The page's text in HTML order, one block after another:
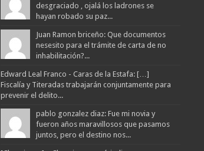
desgraciado , ojalá los ladrones se
hayan robado su paz...
Juan Ramon briceño: Que documentos
nesesito para el trámite de carta de no
inhabilitación?...
Edward Leal Franco - Caras de la Estafa: […]
Fiscalía y Titeradas trabajarán conjuntamente para
prevenir el delito...
pablo gonzalez diaz: Fue mi novia y
fueron años maravillosos que pasamos
juntos, pero el destino nos...